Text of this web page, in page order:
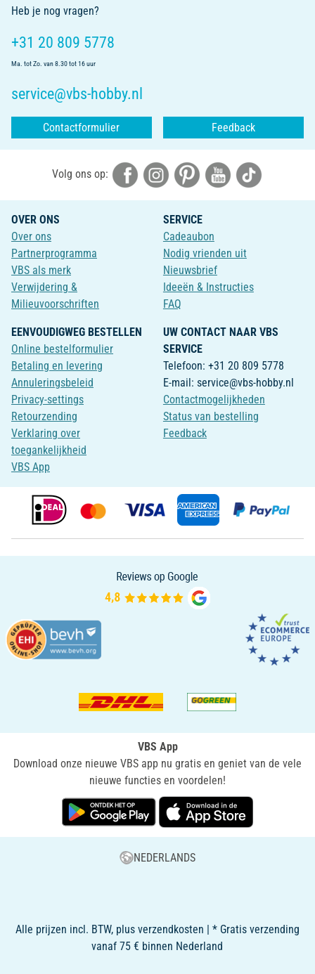
Heb je nog vragen?
+31 20 809 5778
Ma. tot Zo. van 8.30 tot 16 uur
service@vbs-hobby.nl
Contactformulier Feedback
Volg ons op:
OVER ONS
Over ons
Partnerprogramma
VBS als merk
Verwijdering &
Milieuvoorschriften
SERVICE
Cadeaubon
Nodig vrienden uit
Nieuwsbrief
Ideeën & Instructies
FAQ
EENVOUDIGWEG BESTELLEN
Online bestelformulier
Betaling en levering
Annuleringsbeleid
Privacy-settings
Retourzending
Verklaring over
toegankelijkheid
VBS App
UW CONTACT NAAR VBS
SERVICE
Telefoon: +31 20 809 5778
E-mail: service@vbs-hobby.nl
Contactmogelijkheden
Status van bestelling
Feedback
VBS App
Download onze nieuwe VBS app nu gratis en geniet van de vele
nieuwe functies en voordelen!
NEDERLANDS
Alle prijzen incl. BTW, plus verzendkosten | * Gratis verzending
vanaf 75 € binnen Nederland